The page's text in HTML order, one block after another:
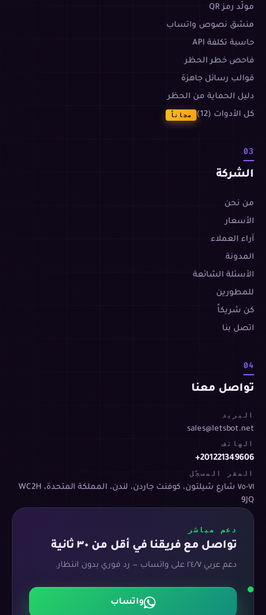
مولّد رمز QR
منسّق نصوص واتساب
حاسبة تكلفة API
فاحص خطر الحظر
قوالب رسائل جاهزة
دليل الحماية من الحظر
كل الأدوات (12)
مجاناً
03
الشركة
من نحن
الأسعار
آراء العملاء
المدونة
الأسئلة الشائعة
للمطورين
كن شريكاً
اتصل بنا
04
تواصل معنا
البريد
sales@letsbot.net
الهاتف
+201221349606
المقر المسجّل
٧١-٧٥ شارع شيلتون، كوفنت جاردن، لندن، المملكة المتحدة، WC2H
9JQ
دعم مباشر
تواصل مع فريقنا في أقل من ٣٠ ثانية
دعم عربي ٢٤/٧ على واتساب — رد فوري بدون انتظار.
واتساب